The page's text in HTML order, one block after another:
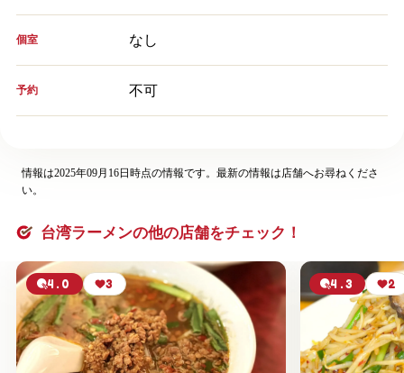
個室 なし
予約 不可
情報は2025年09月16日時点の情報です。最新の情報は店舗へお尋ねくださ
い。
台湾ラーメンの他の店舗をチェック！
4.0 3 4.3 2